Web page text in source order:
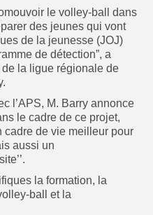
le volley-ball dans
des jeunes qui vont
de la jeunesse (JOJ)
de détection”, a
la ligue régionale de
l’APS, M. Barry annonce
le cadre de ce projet,
cadre de vie meilleur pour
aussi un
la formation, la
ball et la